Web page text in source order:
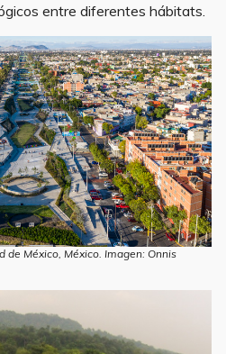
entre diferentes hábitats.
de México, México. Imagen: Onnis